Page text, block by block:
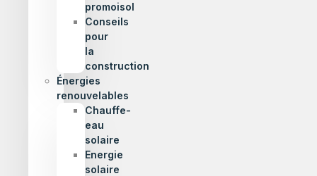
promoisol
Conseils
pour
la
construction
Énergies
renouvelables
Chauffe-
eau
solaire
Energie
solaire